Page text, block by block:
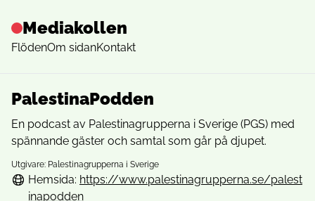
Mediakollen
FlödenOm sidanKontakt
PalestinaPodden
En podcast av Palestinagrupperna i Sverige (PGS) med
spännande gäster och samtal som går på djupet.
Utgivare: Palestinagrupperna i Sverige
Hemsida: https://www.palestinagrupperna.se/palest
inapodden